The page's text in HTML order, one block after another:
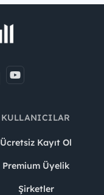
KULLANICILAR
Ücretsiz Kayıt Ol
Premium Üyelik
Şirketler